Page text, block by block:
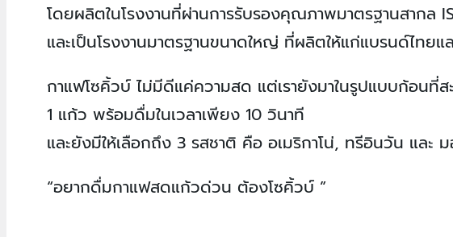
โดยผลิตในโรงงานที่ผ่านการรับรองคุณภาพมาตรฐานสากล
และเป็นโรงงานมาตรฐานขนาดใหญ่ ที่ผลิตให้แก่แบรนด์ไทยแ
กาแฟโซคิ้วบ์ ไม่มีดีแค่ความสด แต่เรายังมาในรูปแบบก้อนที่
1 แก้ว พร้อมดื่มในเวลาเพียง 10 วินาที
และยังมีให้เลือกถึง 3 รสชาติ คือ อเมริกาโน่, ทรีอินวัน และ
“อยากดื่มกาแฟสดแก้วด่วน ต้องโซคิ้วบ์ ”